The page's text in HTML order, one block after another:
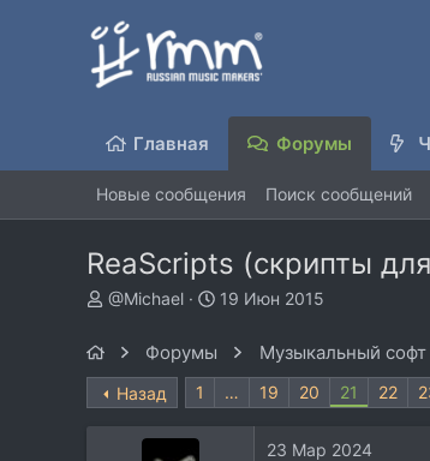
Главная Форумы
Новые сообщения Поиск сообщений
ReaScripts (скрипты
А
р
т
@Michael
Д
а
19 Июн 2015
Форумы Музыкальный софт
Назад 1 … 19 20 21 22
23 Мар 2024